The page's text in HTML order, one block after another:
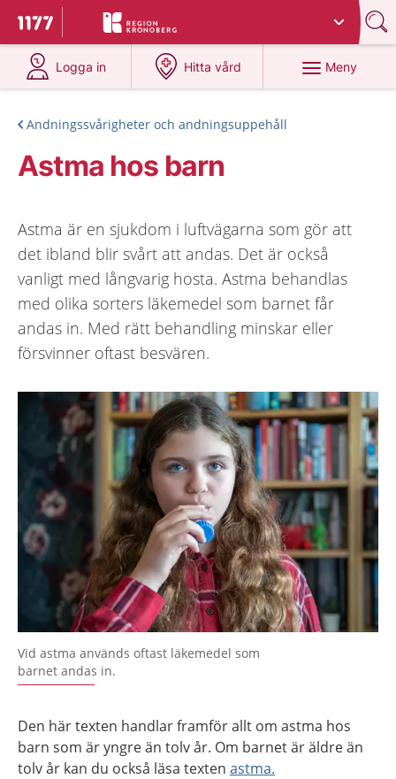
Till startsidan för 1177
Du har valt region
Logga in
på 1177.se
Hitta vård
på 1177.se
Meny
Andningssvårigheter och andningsuppehåll
Astma hos barn
Astma är en sjukdom i luftvägarna som gör att
det ibland blir svårt att andas. Det är också
vanligt med långvarig hosta. Astma behandlas
med olika sorters läkemedel som barnet får
andas in. Med rätt behandling minskar eller
försvinner oftast besvären.
Vid astma används oftast läkemedel som
barnet andas in.
Den här texten handlar framför allt om astma hos
barn som är yngre än tolv år. Om barnet är äldre än
tolv år kan du också läsa texten astma.